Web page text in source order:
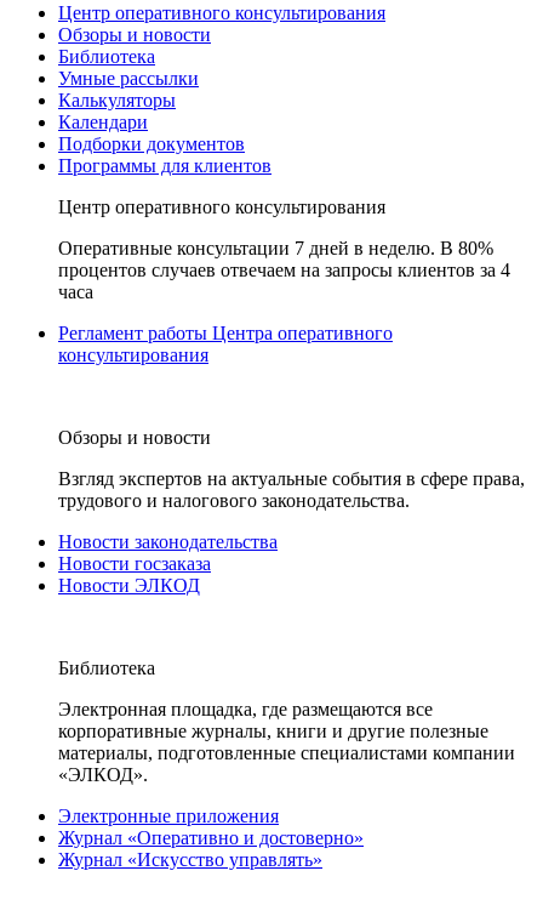
Центр оперативного консультирования
Обзоры и новости
Библиотека
Умные рассылки
Калькуляторы
Календари
Подборки документов
Программы для клиентов
Центр оперативного консультирования
Оперативные консультации 7 дней в неделю. В 80%
процентов случаев отвечаем на запросы клиентов за 4
часа
Регламент работы Центра оперативного
консультирования
Обзоры и новости
Взгляд экспертов на актуальные события в сфере права,
трудового и налогового законодательства.
Новости законодательства
Новости госзаказа
Новости ЭЛКОД
Библиотека
Электронная площадка, где размещаются все
корпоративные журналы, книги и другие полезные
материалы, подготовленные специалистами компании
«ЭЛКОД».
Электронные приложения
Журнал «Оперативно и достоверно»
Журнал «Искусство управлять»